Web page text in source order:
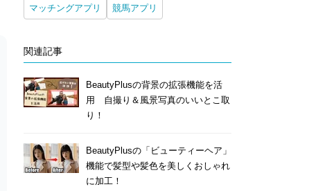
マッチングアプリ 競馬アプリ
関連記事
BeautyPlusの背景の拡張機能を活
用 自撮り＆風景写真のいいとこ取
り！
BeautyPlusの「ビューティーヘア」
機能で髪型や髪色を美しくおしゃれ
に加工！